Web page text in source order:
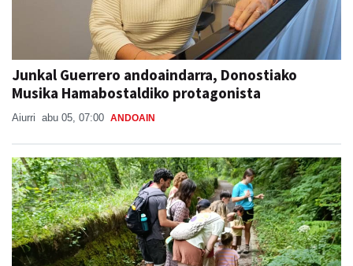
Junkal Guerrero andoaindarra, Donostiako
Musika Hamabostaldiko protagonista
Aiurri abu 05, 07:00 ANDOAIN